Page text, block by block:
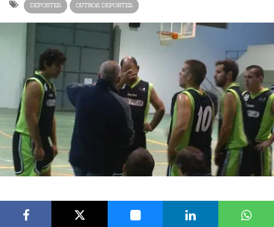
DEPORTES OUTROS DEPORTES